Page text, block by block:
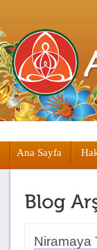
Ana Sayfa
Niramaya